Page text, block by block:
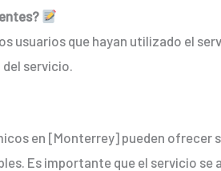
usuarios que hayan utilizado el
servicio.
en [Monterrey] pueden
Es importante que el servicio se